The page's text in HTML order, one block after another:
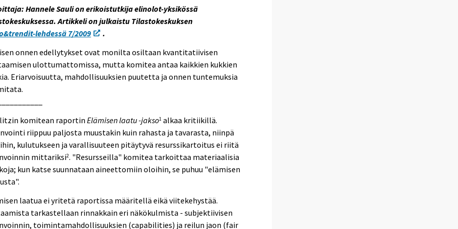
Hannele Sauli on erikoistutkija elinolot-yksikössä
Artikkeli on julkaistu Tilastokeskuksen
lehdessä 7/2009
.
onnen edellytykset ovat monilta osiltaan kvantitatiivisen
ulottumattomissa, mutta komitea antaa kaikkien kukkien
Eriarvoisuutta, mahdollisuuksien puutetta ja onnen tuntemuksia
komitean raportinElämisen laatu -jakso1 alkaa kritiikillä.
riippuu paljosta muustakin kuin rahasta ja tavarasta, niinpä
kulutukseen ja varallisuuteen pitäytyvä resurssikartoitus ei riitä
mittariksi2. "Resursseilla" komitea tarkoittaa materiaalisia
kun katse suunnataan aineettomiin oloihin, se puhuu "elämisen
laatua ei yritetä raportissa määritellä eikä viitekehystää.
tarkastellaan rinnakkain eri näkökulmista - subjektiivisen
toimintamahdollisuuksien (capabilities) ja reilun jaon (fair